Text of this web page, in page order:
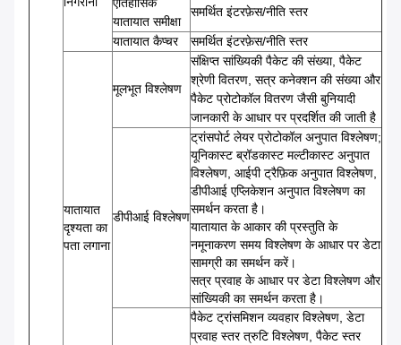
ऐतिहासिक
यातायात समीक्षा
समर्थित इंटरफ़ेस/नीति स्तर
यातायात कैप्चर समर्थित इंटरफ़ेस/नीति स्तर
यातायात
दृश्यता का
पता लगाना
मूलभूत विश्लेषण
संक्षिप्त सांख्यिकी पैकेट की संख्या, पैकेट
श्रेणी वितरण, सत्र कनेक्शन की संख्या और
पैकेट प्रोटोकॉल वितरण जैसी बुनियादी
जानकारी के आधार पर प्रदर्शित की जाती है
डीपीआई विश्लेषण
ट्रांसपोर्ट लेयर प्रोटोकॉल अनुपात विश्लेषण;
यूनिकास्ट ब्रॉडकास्ट मल्टीकास्ट अनुपात
विश्लेषण, आईपी ट्रैफ़िक अनुपात विश्लेषण,
डीपीआई एप्लिकेशन अनुपात विश्लेषण का
समर्थन करता है।
यातायात के आकार की प्रस्तुति के
नमूनाकरण समय विश्लेषण के आधार पर डेटा
सामग्री का समर्थन करें।
सत्र प्रवाह के आधार पर डेटा विश्लेषण और
सांख्यिकी का समर्थन करता है।
पैकेट ट्रांसमिशन व्यवहार विश्लेषण, डेटा
प्रवाह स्तर त्रुटि विश्लेषण, पैकेट स्तर